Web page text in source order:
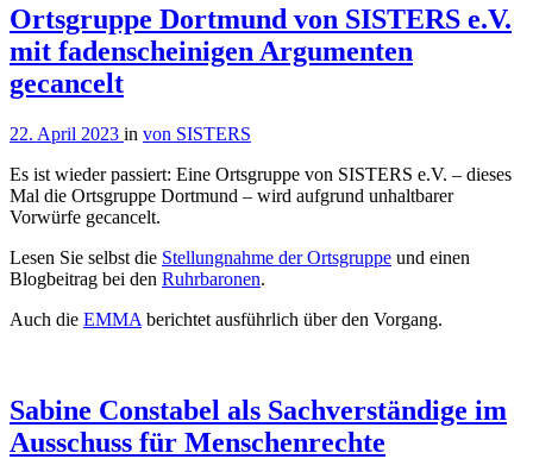
Ortsgruppe Dortmund von SISTERS e.V.
mit fadenscheinigen Argumenten
gecancelt
22. April 2023 in von SISTERS
Es ist wieder passiert: Eine Ortsgruppe von SISTERS e.V. – dieses
Mal die Ortsgruppe Dortmund – wird aufgrund unhaltbarer
Vorwürfe gecancelt.
Lesen Sie selbst die Stellungnahme der Ortsgruppe und einen
Blogbeitrag bei den Ruhrbaronen.
Auch die EMMA berichtet ausführlich über den Vorgang.
Sabine Constabel als Sachverständige im
Ausschuss für Menschenrechte